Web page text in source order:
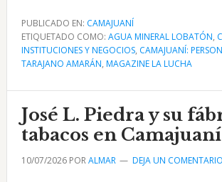
Tarajano
y
La
industria
nacional
en
PUBLICADO EN: CAMAJUANÍ
ETIQUETADO COMO: AGUA MINERAL LOBATÓN,
INSTITUCIONES Y NEGOCIOS, CAMAJUANÍ:
TARAJANO AMARÁN, MAGAZINE LA LUCHA
José L. Piedra y su
tabacos en Camajuaní
10/07/2026PORALMAR DEJA UN COMENTARIO